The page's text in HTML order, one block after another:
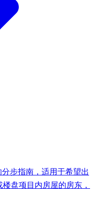
步指南，适用于希望出
盘项目内房屋的房东，